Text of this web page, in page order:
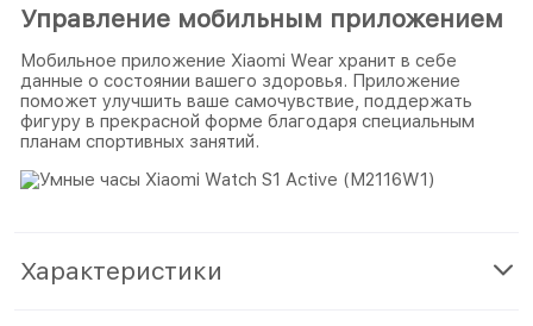
Управление мобильным приложением
Мобильное приложение Xiaomi Wear хранит в себе
данные о состоянии вашего здоровья. Приложение
поможет улучшить ваше самочувствие, поддержать
фигуру в прекрасной форме благодаря специальным
планам спортивных занятий.
Характеристики